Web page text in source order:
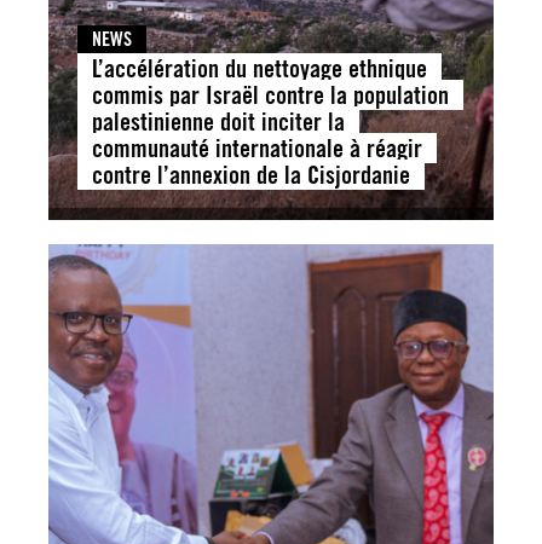
NEWS
L’accélération du nettoyage ethnique
commis par Israël contre la population
palestinienne doit inciter la
communauté internationale à réagir
contre l’annexion de la Cisjordanie